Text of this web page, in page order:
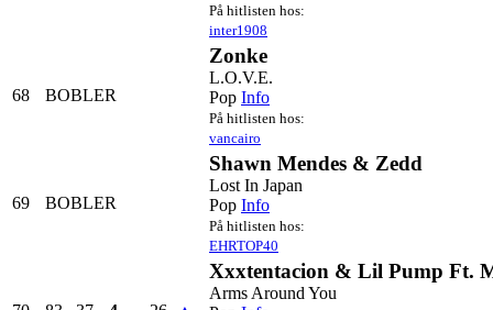
På hitlisten hos:
inter1908
68 BOBLER
Zonke
L.O.V.E.
Pop Info
På hitlisten hos:
vancairo
69 BOBLER
Shawn Mendes & Zedd
Lost In Japan
Pop Info
På hitlisten hos:
EHRTOP40
Xxxtentacion & Lil Pump Ft.
Arms Around You